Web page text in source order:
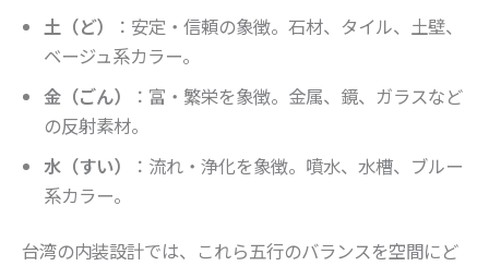
土（ど）
：安定・信頼の象徴。石材、タイル、土壁、
ベージュ系カラー。
金（ごん）
：富・繁栄を象徴。金属、鏡、ガラスなど
の反射素材。
水（すい）
：流れ・浄化を象徴。噴水、水槽、ブルー
系カラー。
台湾の内装設計では、これら五行のバランスを空間にど